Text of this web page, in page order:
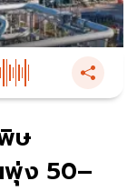
ษ
พุ่ง 50–